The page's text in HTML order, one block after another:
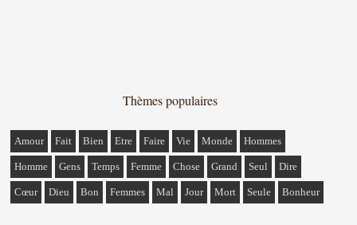
Thèmes populaires
Amour Fait Bien Etre Faire Vie Monde Hommes
Homme Gens Temps Femme Chose Grand Seul Dire
Cœur Dieu Bon Femmes Mal Jour Mort Seule Bonheur